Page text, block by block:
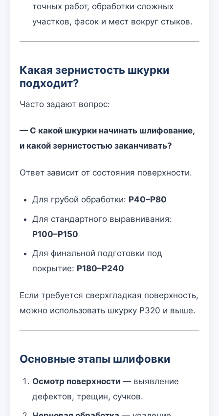
точных работ, обработки сложных
участков, фасок и мест вокруг стыков.
Какая зернистость шкурки
подходит?
Часто задают вопрос:
— С какой шкурки начинать шлифование,
и какой зернистостью заканчивать?
Ответ зависит от состояния поверхности.
Для грубой обработки: P40–P80
Для стандартного выравнивания:
P100–P150
Для финальной подготовки под
покрытие: P180–P240
Если требуется сверхгладкая поверхность,
можно использовать шкурку P320 и выше.
Основные этапы шлифовки
Осмотр поверхности— выявление
дефектов, трещин, сучков.